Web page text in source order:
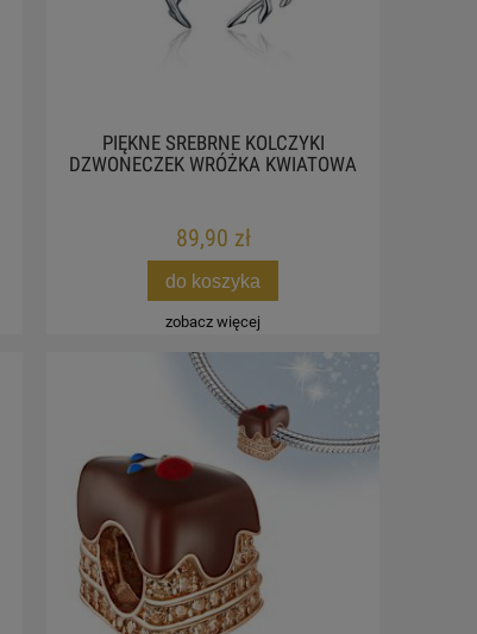
PIĘKNE SREBRNE KOLCZYKI
DZWONECZEK WRÓŻKA KWIATOWA
89,90 zł
do koszyka
zobacz więcej